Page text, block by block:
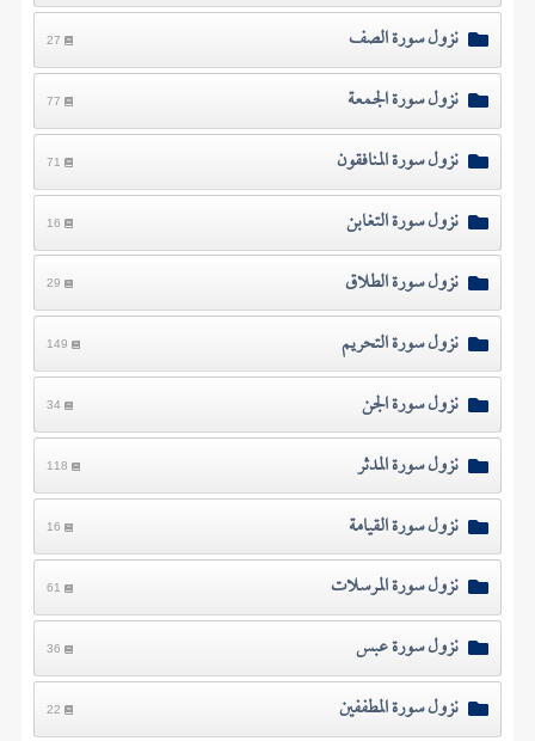
نزول سورة الصف 27
نزول سورة الجمعة 77
نزول سورة المنافقون 71
نزول سورة التغابن 16
نزول سورة الطلاق 29
نزول سورة التحريم 149
نزول سورة الجن 34
نزول سورة المدثر 118
نزول سورة القيامة 16
نزول سورة المرسلات 61
نزول سورة عبس 36
نزول سورة المطففين 22